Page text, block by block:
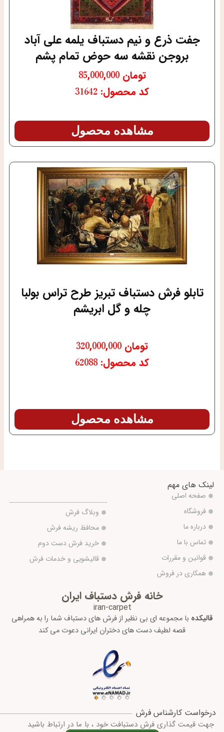
جفت ذرع و نیم دستباف یلمه علی آباد
بروجن نقشه سه حوض تمام پشم
تومان 85,000,000
کد محصول: 31642
مشاهده محصول
تابلو فرش دستباف تبریز طرح تراس بولبا
چله و گل ابریشم
تومان
کد محصول: 62088
مشاهده محصول
لینک های مهم
صفحه اصلی
فروشگاه
درباره ما
تماس با ما
قوانین و مقررات
همکاری در فروش
وبلاگ فرش
محافظ ریشه فرش
خرید فرش دست دوم
قالیشویی و خدمات فرش
خانه فرش دستباف ایران
iran-carpet
قالیکده با مجموعه ای بی نظیر از فرش های دستباف شما را به همراهی
قصه لطیف دست های دختران ایرانی دعوت می کند
درخواست کارشناس فرش
جهت قیمت گذاری فرش دستبافت خود ، با ما در ارتباط باشید